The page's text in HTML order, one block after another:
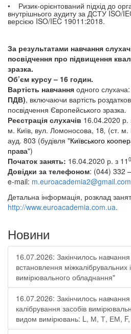
• Ризик-орієнтований підхід до
внутрішнього аудиту за ДСТУ ISO/
версією ISO/IEC 19011:2018.
За результатами навчання
посвідчення про підвищення
зразка.
Об’єм курсу – 16 годин.
Вартість навчання одного слухача:
ПДВ), включаючи вартість
посвідчення Європейського зразка.
Реєстрація слухачів 16.04.2020 р.
м. Київ, вул. Ломоносова, 18, (ст. м.
ауд. 803 (будівля "Київського
права")
Початок занять: 16.04.2020 р. з 11
Довідки за телефоном: (044) 332
e-mail: m.euroacademia2@gmail.com
Детальна інформація, розклад
http://www.euroacademia.com.ua.
Новини
16.07.2026: Закінчилось
встановлення міжкалібрувальних
вимірювального обладнання"
16.07.2026: Закінчилось
калібрування засобів
видом вимірювань: L, М, Т, ЕМ,